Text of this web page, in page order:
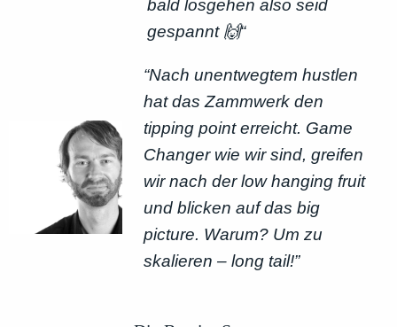
bald losgehen also seid
gespannt 🙌“
“Nach unentwegtem hustlen
hat das Zammwerk den
tipping point erreicht. Game
Changer wie wir sind, greifen
wir nach der low hanging fruit
und blicken auf das big
picture. Warum? Um zu
skalieren – long tail!”